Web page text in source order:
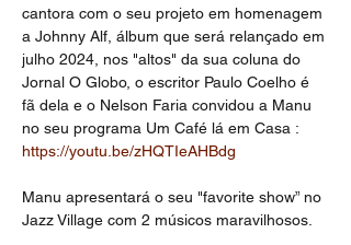
cantora com o seu projeto em homenagem
a Johnny Alf, álbum que será relançado em
julho 2024, nos "altos" da sua coluna do
Jornal O Globo, o escritor Paulo Coelho é
fã dela e o Nelson Faria convidou a Manu
no seu programa Um Café lá em Casa :
https://youtu.be/zHQTIeAHBdg
Manu apresentará o seu "favorite show” no
Jazz Village com 2 músicos maravilhosos.